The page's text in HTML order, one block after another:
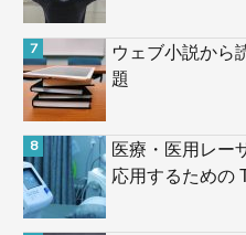
ウェブ小説から
題
医療・医用レー
応用するための